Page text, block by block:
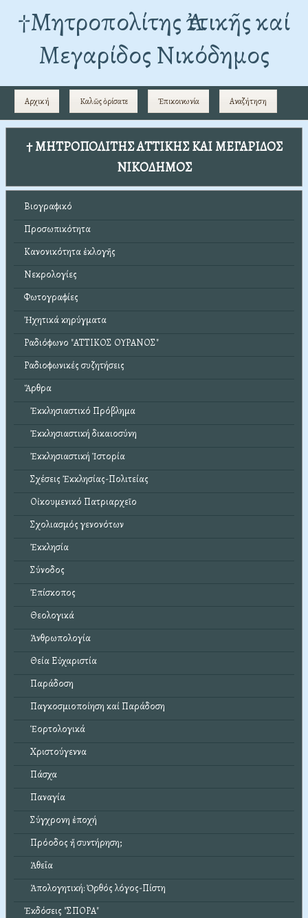
†Mητροπολίτης Ἀττικῆς καί
Μεγαρίδος Νικόδημος
Αρχική Καλῶς ὁρίσατε Ἐπικοινωνία Αναζήτηση
† ΜΗΤΡΟΠΟΛΙΤΗΣ ΑΤΤΙΚΗΣ ΚΑΙ ΜΕΓΑΡΙΔΟΣ
ΝΙΚΟΔΗΜΟΣ
Βιογραφικό
Προσωπικότητα
Κανονικότητα ἐκλογῆς
Νεκρολογίες
Φωτογραφίες
Ἠχητικά κηρύγματα
Ραδιόφωνο "ΑΤΤΙΚΟΣ ΟΥΡΑΝΟΣ"
Ραδιοφωνικές συζητήσεις
Ἄρθρα
Ἐκκλησιαστικό Πρόβλημα
Ἐκκλησιαστική δικαιοσύνη
Ἐκκλησιαστική Ἱστορία
Σχέσεις Ἐκκλησίας-Πολιτείας
Οἰκουμενικό Πατριαρχεῖο
Σχολιασμός γενονότων
Ἐκκλησία
Σύνοδος
Ἐπίσκοπος
Θεολογικά
Ἀνθρωπολογία
Θεία Εὐχαριστία
Παράδοση
Παγκοσμιοποίηση καί Παράδοση
Ἑορτολογικά
Χριστούγεννα
Πάσχα
Παναγία
Σύγχρονη ἐποχή
Πρόοδος ἤ συντήρηση;
Ἀθεΐα
Ἀπολογητική: Ὀρθός λόγος-Πίστη
Ἐκδόσεις "ΣΠΟΡΑ"